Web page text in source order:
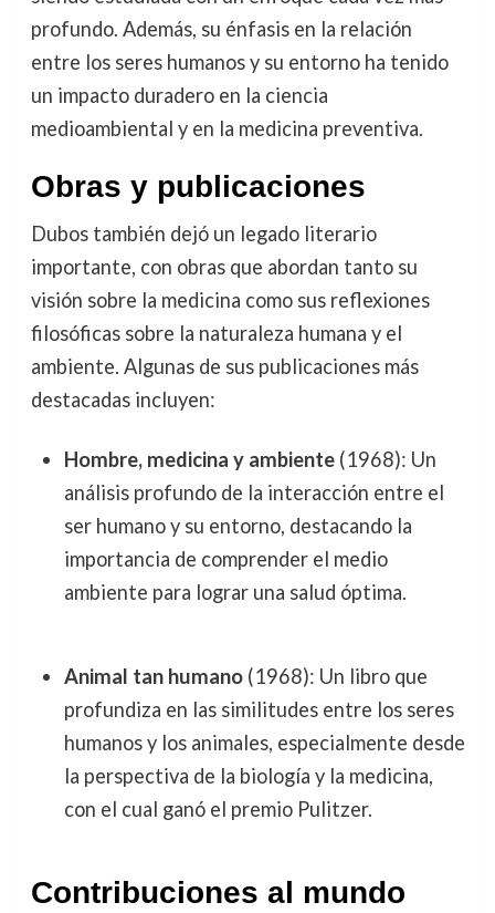
profundo. Además, su énfasis en la relación
entre los seres humanos y su entorno ha tenido
un impacto duradero en la ciencia
medioambiental y en la medicina preventiva.
Obras y publicaciones
Dubos también dejó un legado literario
importante, con obras que abordan tanto su
visión sobre la medicina como sus reflexiones
filosóficas sobre la naturaleza humana y el
ambiente. Algunas de sus publicaciones más
destacadas incluyen:
Hombre, medicina y ambiente(1968): Un
análisis profundo de la interacción entre el
ser humano y su entorno, destacando la
importancia de comprender el medio
ambiente para lograr una salud óptima.
Animal tan humano(1968): Un libro que
profundiza en las similitudes entre los seres
humanos y los animales, especialmente desde
la perspectiva de la biología y la medicina,
con el cual ganó el premio Pulitzer.
Contribuciones al mundo